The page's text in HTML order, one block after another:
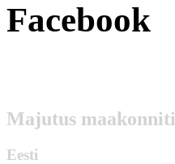
Facebook
Majutus maakonniti
Eesti